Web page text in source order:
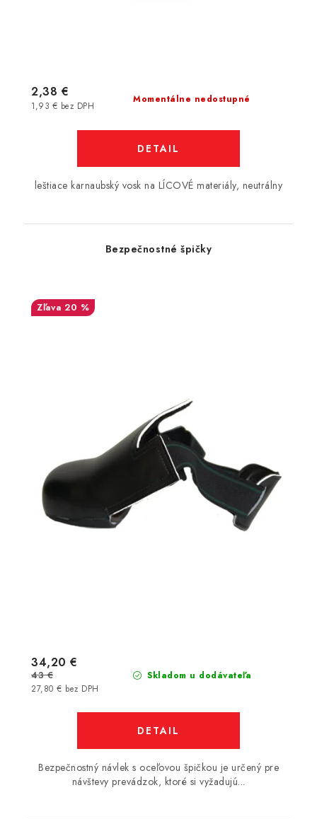
Momentálne nedostupné
1,93 € bez DPH
2,38 €
DETAIL
leštiace karnaubský vosk na LÍCOVÉ materiály, neutrálny
Bezpečnostné špičky
20 %
Skladom u dodávateľa
27,80 € bez DPH
34,20 €
43 €
DETAIL
Bezpečnostný návlek s oceľovou špičkou je určený pre
návštevy prevádzok, ktoré si vyžadujú...